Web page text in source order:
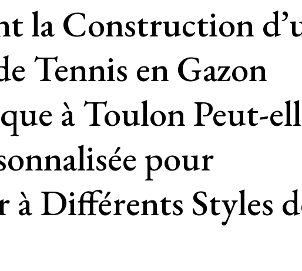
la Construction
Tennis en Gazon
à Toulon Peut-
pour
à Différents Styles